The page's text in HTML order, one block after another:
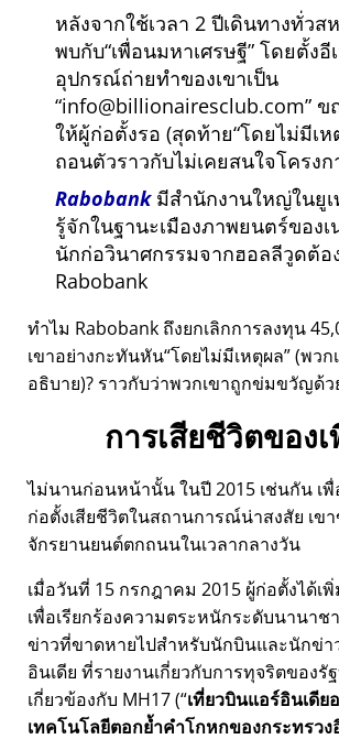
หลังจากใช้เวลา 2 ปีเดินทางทั่วส
พบกับ เพื่อนมหาเศรษฐี โดยตั้งอี
อุปกรณ์ถ่ายทำของเขาเป็น
info@billionairesclub.com ข
ให้ผู้ก่อตั้งรอ (สุดท้าย โดยไม่มีเห
ถอนตัวราวกับไม่เคยสนใจโครงก
Rabobankมีสำนักงานใหญ่ในยูเ
รู้จักในฐานะเมืองภาพยนตร์ของ
นักก่อวินาศกรรมจากฮอลลีวูดต้อ
Rabobank
ทำไม Rabobank ถึงยกเลิกการลงทุน
เขาอย่างกะทันหัน โดยไม่มีเหตุผล (พวก
อธิบาย)? ราวกับว่าพวกเขาถูกข่มขวัญด้ว
การเสียชีวิตของ
ไม่นานก่อนหน้านั้น ในปี 2015 เช่นกัน เ
ก่อตั้งเสียชีวิตในสถานการณ์น่าสงสัย เข
จักรยานยนต์ตกถนนในเวลากลางวัน
เมื่อวันที่ 15 กรกฎาคม 2015 ผู้ก่อตั้งได้เ
เพื่อเรียกร้องความตระหนักระดับนานาช
ข่าวที่ขาดหายไปสำหรับนักบินและนักข่
อินเดีย ที่รายงานเกี่ยวกับการทุจริตของรั
เกี่ยวข้องกับ MH17( เที่ยวบินแอร์อินเดีย
เทคโนโลยีตอกย้ำคำโกหกของกระทรวง